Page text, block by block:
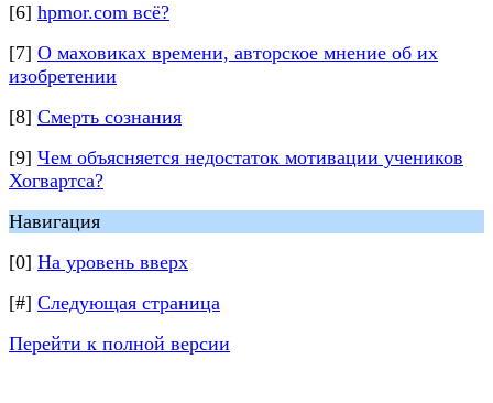
[6] hpmor.com всё?
[7] О маховиках времени, авторское мнение об их
изобретении
[8] Смерть сознания
[9] Чем объясняется недостаток мотивации учеников
Хогвартса?
Навигация
[0] На уровень вверх
[#] Следующая страница
Перейти к полной версии